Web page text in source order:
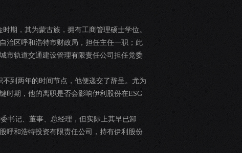
期，其为蒙古族，拥有工商管理硕士学位。
治区呼和浩特市财政局，担任主任一职；此
市轨道交通建设管理有限责任公司担任党委
到两年的时间节点，他便递交了辞呈。尤为
时期，他的离职是否会影响伊利股份在ESG
书记、董事、总经理，但实际上其早已卸
呼和浩特投资有限责任公司，持有伊利股份